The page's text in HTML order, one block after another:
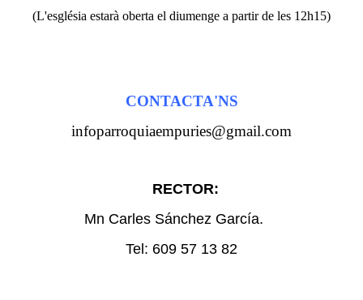
(L'església estarà oberta el diumenge a partir de les 12h15)
CONTACTA'NS
infoparroquiaempuries@gmail.com
RECTOR:
Mn Carles Sánchez García.
Tel: 609 57 13 82